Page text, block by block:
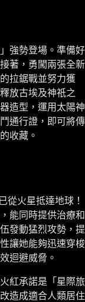
強勢登場。準備好
著，勇闖兩張全新
拉鋸戰並努力獲
放古埃及神祇之
造型，運用太陽神
通行證，即可將傳
收藏。
從火星抵達地球！
能同時提供治療和
發動猛烈攻勢，提
讓她能夠迅速穿梭
迴避威脅。
紅承諾是「星際旅
造成適合人類居住